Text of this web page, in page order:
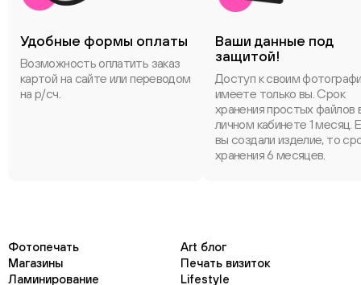
Удобные формы оплаты
Возможность оплатить заказ
картой на сайте или переводом
на р/сч.
Ваши данные под
защитой!
Доступ к своим
имеете только вы. Срок
хранения простых файлов
личном кабинете 1 месяц.
вы создали изделие, то
хранения 6 месяцев.
Фотопечать
Art блог
Магазины
Печать визиток
Ламинирование
Lifestyle